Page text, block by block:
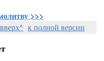
>>>
вверх^ к полной версии